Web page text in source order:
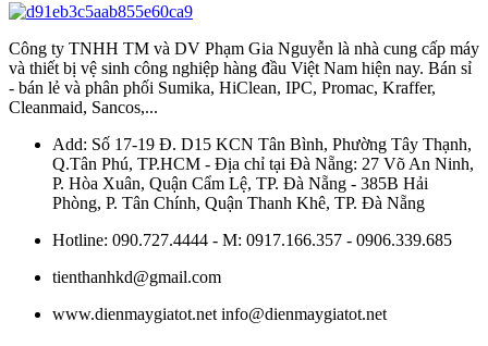
Công ty TNHH TM và DV Phạm Gia Nguyễn là nhà cung cấp máy
và thiết bị vệ sinh công nghiệp hàng đầu Việt Nam hiện nay. Bán sỉ
- bán lẻ và phân phối Sumika, HiClean, IPC, Promac, Kraffer,
Cleanmaid, Sancos,...
Add: Số 17-19 Đ. D15 KCN Tân Bình, Phường Tây Thạnh,
Q.Tân Phú, TP.HCM - Địa chỉ tại Đà Nẵng: 27 Võ An Ninh,
P. Hòa Xuân, Quận Cẩm Lệ, TP. Đà Nẵng - 385B Hải
Phòng, P. Tân Chính, Quận Thanh Khê, TP. Đà Nẵng
Hotline: 090.727.4444 - M: 0917.166.357 - 0906.339.685
tienthanhkd@gmail.com
www.dienmaygiatot.net info@dienmaygiatot.net